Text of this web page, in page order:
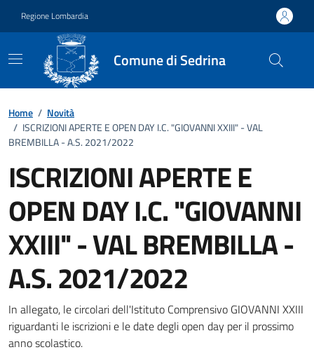
Regione Lombardia
Comune di Sedrina
Home / Novità
/ ISCRIZIONI APERTE E OPEN DAY I.C. "GIOVANNI XXIII" - VAL
BREMBILLA - A.S. 2021/2022
ISCRIZIONI APERTE E
OPEN DAY I.C. "GIOVANNI
XXIII" - VAL BREMBILLA -
A.S. 2021/2022
Dettagli della notizia
In allegato, le circolari dell'Istituto Comprensivo GIOVANNI XXIII
riguardanti le iscrizioni e le date degli open day per il prossimo
anno scolastico.